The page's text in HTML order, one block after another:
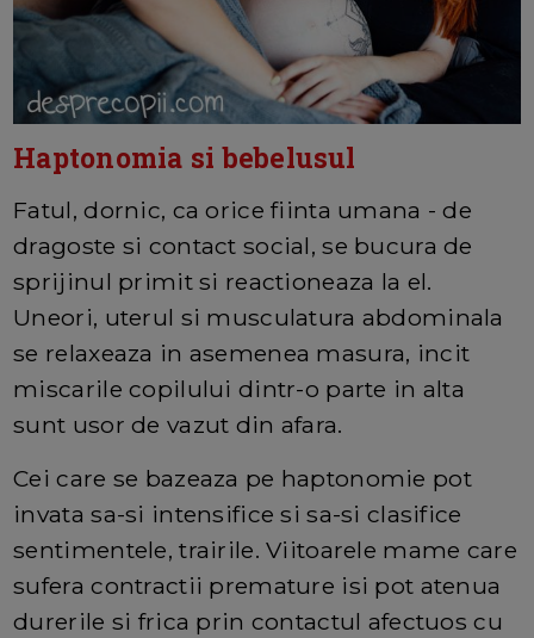
Haptonomia si bebelusul
Fatul, dornic, ca orice fiinta umana - de
dragoste si contact social, se bucura de
sprijinul primit si reactioneaza la el.
Uneori, uterul si musculatura abdominala
se relaxeaza in asemenea masura, incit
miscarile copilului dintr-o parte in alta
sunt usor de vazut din afara.
Cei care se bazeaza pe haptonomie pot
invata sa-si intensifice si sa-si clasifice
sentimentele, trairile. Viitoarele mame care
sufera contractii premature isi pot atenua
durerile si frica prin contactul afectuos cu